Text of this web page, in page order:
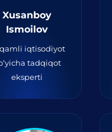
Xusanboy
Ismoilov
iqtisodiyot
tadqiqot
eksperti